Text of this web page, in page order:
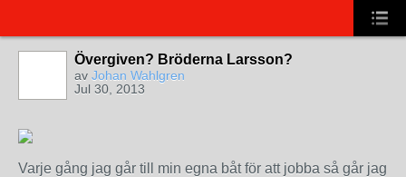
Övergiven? Bröderna Larsson?
av Johan Wahlgren
Jul 30, 2013
Varje gång jag går till min egna båt för att jobba så går jag